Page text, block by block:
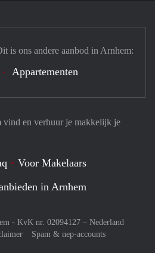
en verhuur je makkelijk je
Voor Makelaars
in Arnhem
- KvK nr. 02094127 – Nederland
Spam & nep-accounts
is ons andere aanbod in Arnhem:
Appartementen